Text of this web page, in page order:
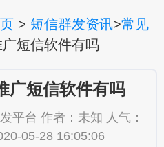
> 短信群发资讯>常见
短信软件有吗
广短信软件有吗
平台 作者：未知 人气：
05-28 16:05:06